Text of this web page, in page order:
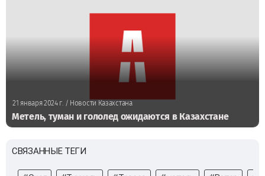
21 января 2024 г./ Новости Казахстана
Метель, туман и гололед ожидаются в Казахстане
СВЯЗАННЫЕ ТЕГИ